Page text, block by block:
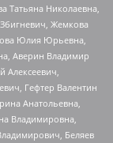
Татьяна Николаевна,
Жемкова
Юлия Юрьевна,
Аверин Владимир
Гефтер Валентин
Анатольевна,
Владимировна,
Беляев